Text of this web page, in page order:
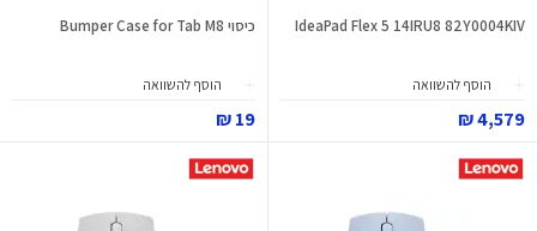
IdeaPad Flex 5 14IRU8 82Y0004KIV
הוסף להשוואה
4,579 ₪
כיסוי Bumper Case for Tab M8
הוסף להשוואה
19 ₪